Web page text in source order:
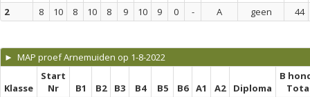
2
8 10 8 10 8 9 10 9 0 - A geen 44
► MAP proef Arnemuiden op 1-8-2022
Klasse
Start
Nr
B1 B2 B3 B4 B5 B6 A1 A2 Diploma
B